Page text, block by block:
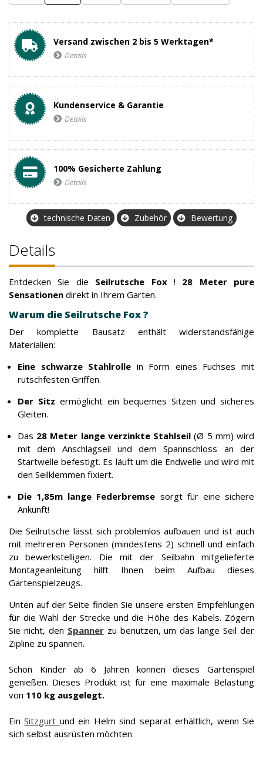
Versand zwischen 2 bis 5 Werktagen*
Details
Kundenservice & Garantie
Details
100% Gesicherte Zahlung
Details
technische Daten Zubehör Bewertung
Details
Entdecken Sie die Seilrutsche Fox ! 28 Meter pure
Sensationen direkt in Ihrem Garten.
Warum die Seilrutsche Fox ?
Der komplette Bausatz enthält widerstandsfähige
Materialien:
Eine schwarze Stahlrolle in Form eines Fuchses mit
rutschfesten Griffen.
Der Sitz ermöglicht ein bequemes Sitzen und sicheres
Gleiten.
Das 28 Meter lange verzinkte Stahlseil (Ø 5 mm) wird
mit dem Anschlagseil und dem Spannschloss an der
Startwelle befestigt. Es läuft um die Endwelle und wird mit
den Seilklemmen fixiert.
Die 1,85m lange Federbremse sorgt für eine sichere
Ankunft!
Die Seilrutsche lässt sich problemlos aufbauen und ist auch
mit mehreren Personen (mindestens 2) schnell und einfach
zu bewerkstelligen. Die mit der Seilbahn mitgelieferte
Montageanleitung hilft Ihnen beim Aufbau dieses
Gartenspielzeugs.
Unten auf der Seite finden Sie unsere ersten Empfehlungen
für die Wahl der Strecke und die Höhe des Kabels. Zögern
Sie nicht, den Spannerzu benutzen, um das lange Seil der
Zipline zu spannen.
Schon Kinder ab 6 Jahren können dieses Gartenspiel
genießen. Dieses Produkt ist für eine maximale Belastung
von 110 kg ausgelegt.
EinSitzgurt und ein Helm sind separat erhältlich, wenn Sie
sich selbst ausrüsten möchten.